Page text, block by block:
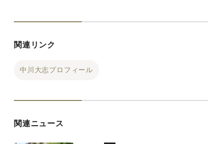
関連リンク
中川大志プロフィール
関連ニュース